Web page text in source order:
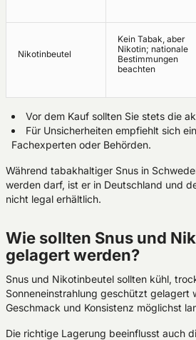
Nikotinbeutel
Kein Tabak, aber
Nikotin; nationale
Bestimmungen
beachten
Vor dem Kauf sollten Sie stets die
Für Unsicherheiten empfiehlt sich
Fachexperten oder Behörden.
Während tabakhaltiger Snus in
werden darf, ist er in Deutschland und
nicht legal erhältlich.
Wie sollten Snus und
gelagert werden?
Snus und Nikotinbeutel sollten kühl,
Sonneneinstrahlung geschützt gelagert
Geschmack und Konsistenz möglichst
Die richtige Lagerung beeinflusst auch